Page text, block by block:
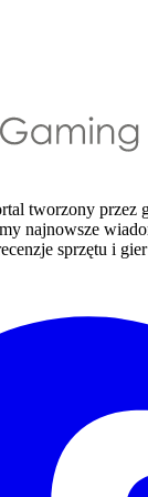
tworzony przez
najnowsze
sprzętu i